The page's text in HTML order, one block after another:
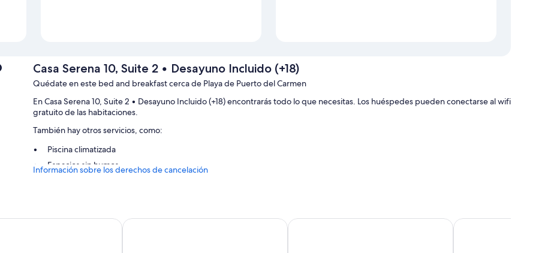
Casa Serena 10, Suite 2 • Desayuno Incluido (+18)
Quédate en este bed and breakfast cerca de Playa de Puerto del Carmen
En Casa Serena 10, Suite 2 • Desayuno Incluido (+18) encontrarás todo lo que necesitas. Los huéspedes pueden conectarse al wifi
gratuito de las habitaciones.
También hay otros servicios, como:
Piscina climatizada
Espacios sin humos
acondicionado, además de algunas comodidades adicionales, como wifi gratis y cajas fuertes.
Información sobre los derechos de cancelación
Apartamentos Aloe Hotel Las Costas Plus Fariones